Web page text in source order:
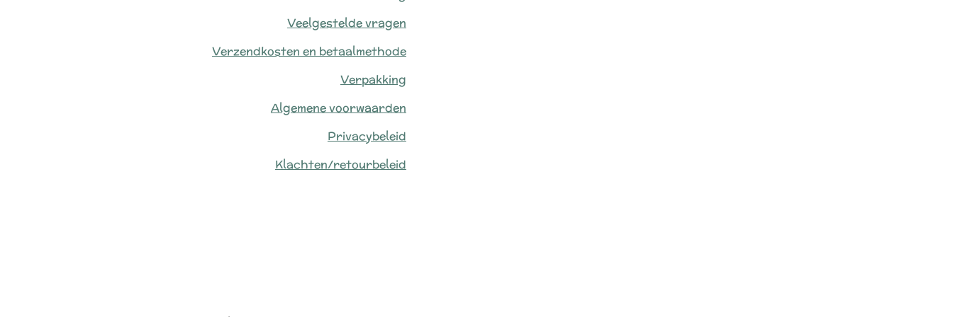
Veelgestelde vragen
Verzendkosten en betaalmethode
Verpakking
Algemene voorwaarden
Privacybeleid
Klachten/retourbeleid